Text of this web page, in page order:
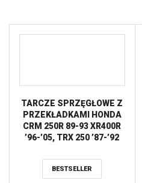
TARCZE SPRZĘGŁOWE Z
PRZEKŁADKAMI HONDA
CRM 250R 89-93 XR400R
’96-’05, TRX 250 ’87-’92
BESTSELLER